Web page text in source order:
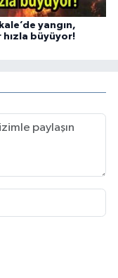
yangın,
hızla büyüyor!